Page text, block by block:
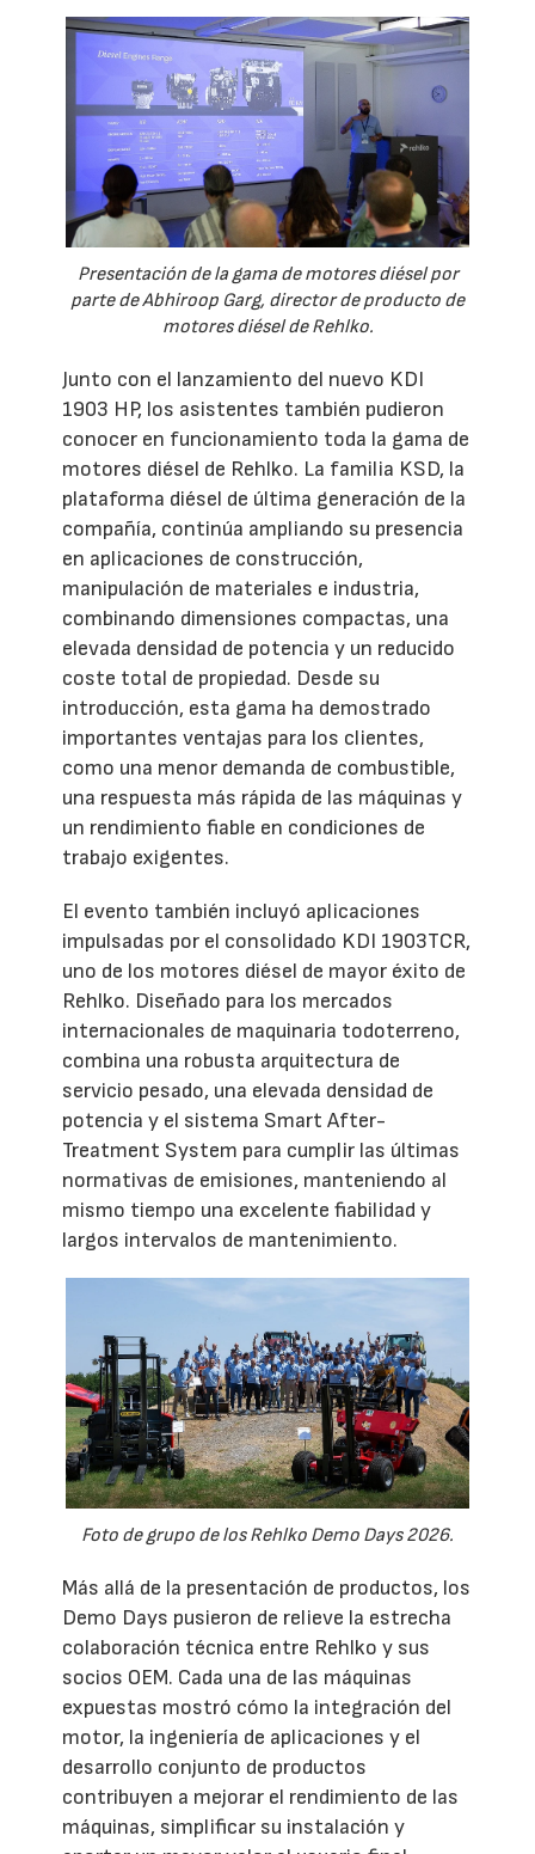
Presentación de la gama de motores diésel por
parte de Abhiroop Garg, director de producto de
motores diésel de Rehlko.
Junto con el lanzamiento del nuevo KDI
1903 HP, los asistentes también pudieron
conocer en funcionamiento toda la gama de
motores diésel de Rehlko. La familia KSD, la
plataforma diésel de última generación de la
compañía, continúa ampliando su presencia
en aplicaciones de construcción,
manipulación de materiales e industria,
combinando dimensiones compactas, una
elevada densidad de potencia y un reducido
coste total de propiedad. Desde su
introducción, esta gama ha demostrado
importantes ventajas para los clientes,
como una menor demanda de combustible,
una respuesta más rápida de las máquinas y
un rendimiento fiable en condiciones de
trabajo exigentes.
El evento también incluyó aplicaciones
impulsadas por el consolidado KDI 1903TCR,
uno de los motores diésel de mayor éxito de
Rehlko. Diseñado para los mercados
internacionales de maquinaria todoterreno,
combina una robusta arquitectura de
servicio pesado, una elevada densidad de
potencia y el sistema Smart After-
Treatment System para cumplir las últimas
normativas de emisiones, manteniendo al
mismo tiempo una excelente fiabilidad y
largos intervalos de mantenimiento.
Foto de grupo de los Rehlko Demo Days 2026.
Más allá de la presentación de productos, los
Demo Days pusieron de relieve la estrecha
colaboración técnica entre Rehlko y sus
socios OEM. Cada una de las máquinas
expuestas mostró cómo la integración del
motor, la ingeniería de aplicaciones y el
desarrollo conjunto de productos
contribuyen a mejorar el rendimiento de las
máquinas, simplificar su instalación y